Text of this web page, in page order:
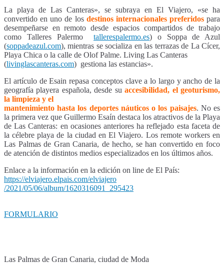
La playa de Las Canteras», se subraya en El Viajero, «se ha
convertido en uno de los destinos internacionales preferidospara
desempeñarse en remoto desde espacios compartidos de trabajo
como Talleres Palermo tallerespalermo.es) o Soppa de Azul
(soppadeazul.com), mientras se socializa en las terrazas de La Cícer,
Playa Chica o la calle de Olof Palme. Living Las Canteras
(livinglascanteras.com) gestiona las estancias».
El artículo de Esain repasa conceptos clave a lo largo y ancho de la
geografía playera española, desde suaccesibilidad, el geoturismo,
la limpieza y el
mantenimiento hasta los deportes náuticos o los paisajes. No es
la primera vez que Guillermo Esaín destaca los atractivos de la Playa
de Las Canteras: en ocasiones anteriores ha reflejado esta faceta de
la célebre playa de la ciudad en El Viajero. Los remote workers en
Las Palmas de Gran Canaria, de hecho, se han convertido en foco
de atención de distintos medios especializados en los últimos años.
Enlace a la información en la edición on line de El País:
https://elviajero.elpais.com/elviajero
/2021/05/06/album/1620316091_295423
FORMULARIO
Las Palmas de Gran Canaria, ciudad de Moda